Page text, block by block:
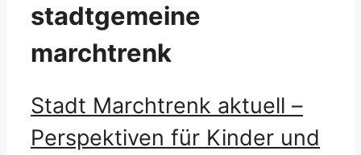
stadtgemeine
marchtrenk
Stadt Marchtrenk aktuell –
Perspektiven für Kinder und